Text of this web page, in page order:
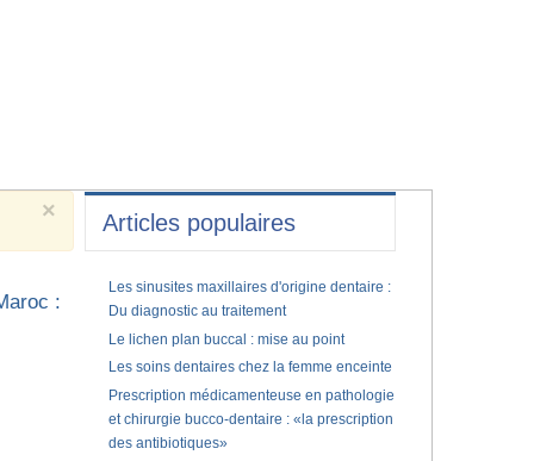
×
:
Articles populaires
Les sinusites maxillaires d'origine dentaire :
Du diagnostic au traitement
Le lichen plan buccal : mise au point
Les soins dentaires chez la femme enceinte
Prescription médicamenteuse en pathologie
et chirurgie bucco-dentaire : «la prescription
des antibiotiques»